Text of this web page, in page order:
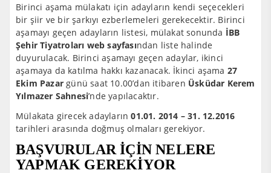
Birinci aşama mülakatı için adayların kendi seçecekleri
bir şiir ve bir şarkıyı ezberlemeleri gerekecektir. Birinci
aşamayı geçen adayların listesi, mülakat sonunda İBB
Şehir Tiyatroları web sayfasından liste halinde
duyurulacak. Birinci aşamayı geçen adaylar, ikinci
aşamaya da katılma hakkı kazanacak. İkinci aşama 27
Ekim Pazar günü saat 10.00’dan itibaren Üsküdar Kerem
Yılmazer Sahnesi’nde yapılacaktır.
Mülakata girecek adayların01.01. 2014 – 31. 12.2016
tarihleri arasında doğmuş olmaları gerekiyor.
BAŞVURULAR İÇİN NELERE
YAPMAK GEREKİYOR